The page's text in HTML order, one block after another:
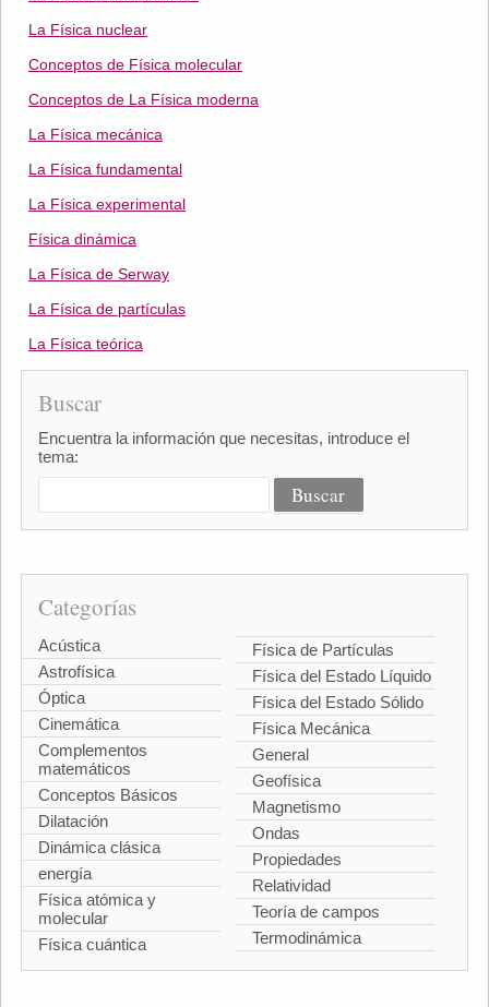
La Física nuclear
Conceptos de Física molecular
Conceptos de La Física moderna
La Física mecánica
La Física fundamental
La Física experimental
Física dinámica
La Física de Serway
La Física de partículas
La Física teórica
Buscar
Encuentra la información que necesitas, introduce el
tema:
Categorías
Acústica
Astrofísica
Óptica
Cinemática
Complementos
matemáticos
Conceptos Básicos
Dilatación
Dinámica clásica
energía
Física atómica y
molecular
Física cuántica
Física de Partículas
Física del Estado Líquido
Física del Estado Sólido
Física Mecánica
General
Geofísica
Magnetismo
Ondas
Propiedades
Relatividad
Teoría de campos
Termodinámica